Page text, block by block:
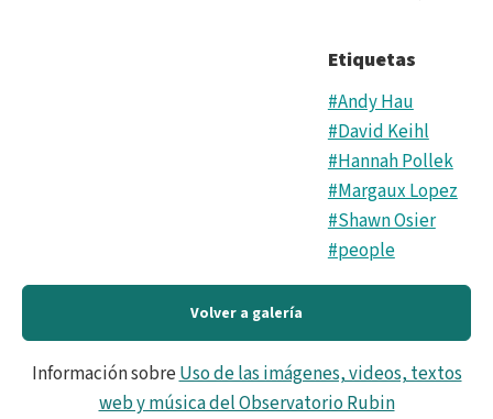
Etiquetas
#Andy Hau
#David Keihl
#Hannah Pollek
#Margaux Lopez
#Shawn Osier
#people
Volver a galería
Información sobreUso de las imágenes, videos, textos
web y música del Observatorio Rubin